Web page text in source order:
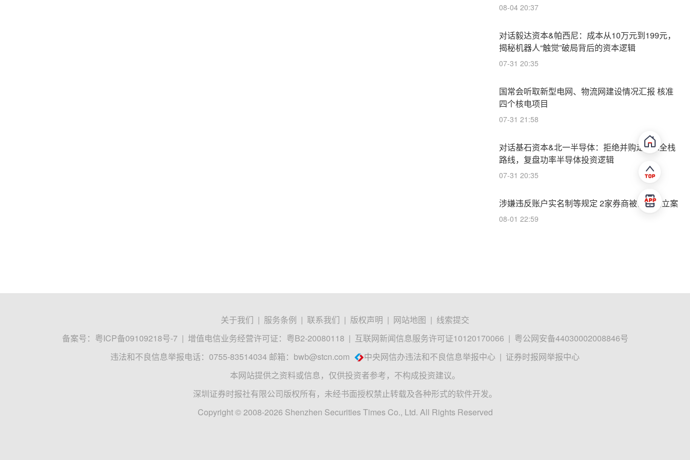
08-04 20:37
对话毅达资本&帕西尼：成本从10万元到199元，
揭秘机器人“触觉”破局背后的资本逻辑
07-31 20:35
国常会听取新型电网、物流网建设情况汇报 核准
四个核电项目
07-31 21:58
对话基石资本&北一半导体：拒绝并购走IDM全栈
路线，复盘功率半导体投资逻辑
07-31 20:35
涉嫌违反账户实名制等规定 2家券商被证监会立案
08-01 22:59
关于我们 | 服务条例 | 联系我们 | 版权声明 | 网站地图 | 线索提交
备案号： 粤ICP备09109218号-7 | 增值电信业务经营许可证：粤B2-20080118 | 互联网新闻信息服务许可证10120170066 | 粤公网安备44030002008846号
违法和不良信息举报电话：0755-83514034 邮箱： bwb@stcn.com 中央网信办违法和不良信息举报中心 | 证券时报网举报中心
本网站提供之资料或信息，仅供投资者参考，不构成投资建议。
深圳证券时报社有限公司版权所有，未经书面授权禁止转载及各种形式的软件开发。
Copyright © 2008-2026 Shenzhen Securities Times Co., Ltd. All Rights Reserved